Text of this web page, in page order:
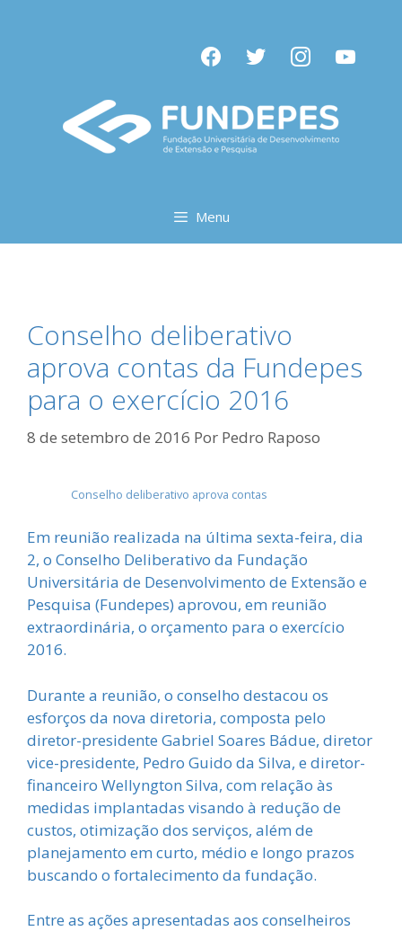
facebooktwitter instagramyoutube
Menu
Conselho deliberativo
aprova contas da Fundepes
para o exercício 2016
8 de setembro de 2016 Por Pedro Raposo
Conselho deliberativo aprova contas
Em reunião realizada na última sexta-feira, dia
2, o Conselho Deliberativo da Fundação
Universitária de Desenvolvimento de Extensão e
Pesquisa (Fundepes) aprovou, em reunião
extraordinária, o orçamento para o exercício
2016.
Durante a reunião, o conselho destacou os
esforços da nova diretoria, composta pelo
diretor-presidente Gabriel Soares Bádue, diretor
vice-presidente, Pedro Guido da Silva, e diretor-
financeiro Wellyngton Silva, com relação às
medidas implantadas visando à redução de
custos, otimização dos serviços, além de
planejamento em curto, médio e longo prazos
buscando o fortalecimento da fundação.
Entre as ações apresentadas aos conselheiros